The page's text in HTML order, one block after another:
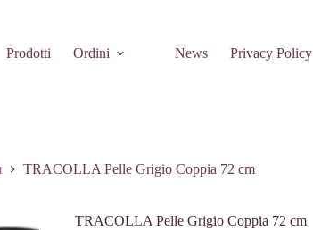
Prodotti Ordini News Privacy Policy
TRACOLLA Pelle Grigio Coppia 72 cm
TRACOLLA Pelle Grigio Coppia 72 cm